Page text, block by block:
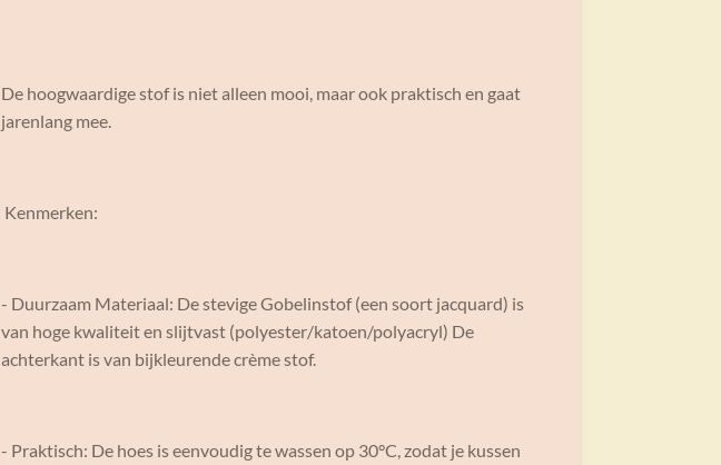
De hoogwaardige stof is niet alleen mooi, maar ook praktisch en gaat
jarenlang mee.
Kenmerken:
- Duurzaam Materiaal: De stevige Gobelinstof (een soort jacquard) is
van hoge kwaliteit en slijtvast (polyester/katoen/polyacryl) De
achterkant is van bijkleurende crème stof.
- Praktisch: De hoes is eenvoudig te wassen op 30°C, zodat je kussen